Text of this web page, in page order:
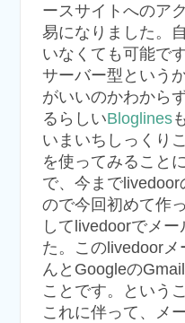
ースサイトへのア
易になりました。
いなくても可能です
サーバー型という
がいいのかわから
るらしいBloglines
いまいちしっくりこ
を使ってみること
で、今まで
ので今回初めて作
してlivedoorでメ
た。このlivedoor
んとGoogleの
ことです。という
これに伴って、メ